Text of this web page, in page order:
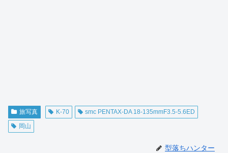
旅写真 K-70
smc PENTAX-DA 18-135mmF3.5-5.6ED
岡山
型落ちハンター